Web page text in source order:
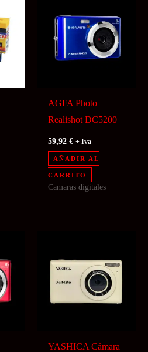
AGFA Photo
Realishot DC5200
59,92€ + Iva
AÑADIR AL
CARRITO
Camaras digitales
YASHICA Cámara